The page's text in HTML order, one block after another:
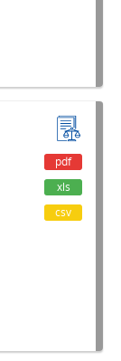
pdf
xls
csv